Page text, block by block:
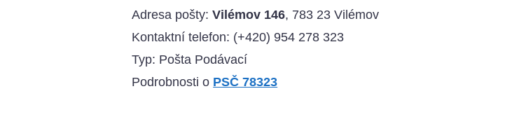
Adresa pošty:Vilémov 146, 783 23 Vilémov
Kontaktní telefon: (+420) 954 278 323
Typ: Pošta Podávací
Podrobnosti o PSČ 78323